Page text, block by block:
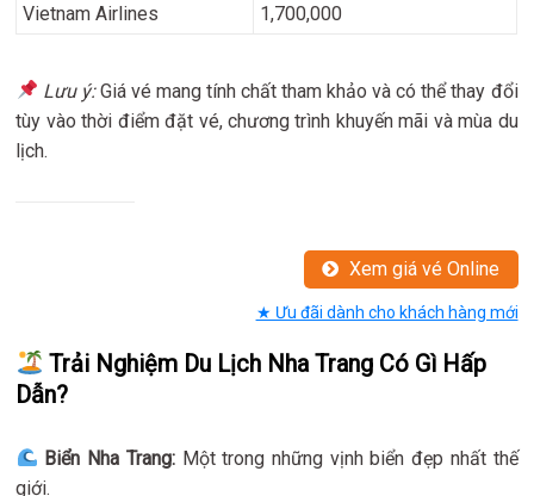
Vietnam Airlines
1,700,000
Lưu ý:Giá vé mang tính chất tham khảo và có thể thay đổi
tùy vào thời điểm đặt vé, chương trình khuyến mãi và mùa du
lịch.
Xem giá vé Online
★ Ưu đãi dành cho khách hàng mới
Trải Nghiệm Du Lịch Nha Trang Có Gì Hấp
Dẫn?
Biển Nha Trang:Một trong những vịnh biển đẹp nhất thế
giới.